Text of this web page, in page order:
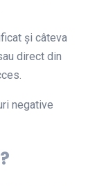
și câteva
direct din
negative